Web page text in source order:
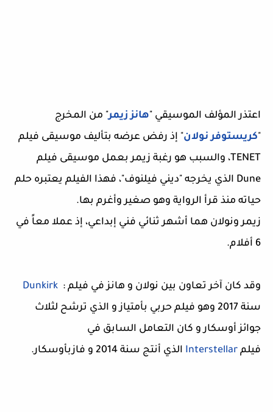
اعتذر المؤلف الموسيقي "هانز زيمر" من المخرج
"كريستوفر نولان" إذ رفض عرضه بتأليف موسيقى فيلم
TENET، والسبب هو رغبة زيمر بعمل موسيقى فيلم
Dune الذي يخرجه "ديني فيلنوف"، فهذا الفيلم يعتبره حلم
حياته منذ قرأ الرواية وهو صغير وأغرم بها.
زيمر ونولان هما أشهر ثنائي فني إبداعي، إذ عملا معاً في
6 أفلام.
وقد كان آخر تعاون بين نولان و هانز في فيلم : Dunkirk
سنة 2017 وهو فيلم حربي بأمتياز و الذي ترشح لثلاث
جوائز أوسكار و كان التعامل السابق في
فيلم Interstellar الذي أنتج سنة 2014 و فازبأوسكار.